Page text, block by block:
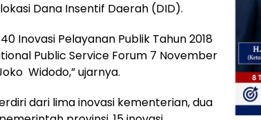
Dana Insentif Daerah (DID).
Inovasi Pelayanan Publik Tahun 2018
Public Service Forum 7 November
Widodo,” ujarnya.
dari lima inovasi kementerian, dua